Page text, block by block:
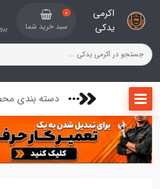
اکرمی
یدکی
0
سبد خرید شما
دسته بندی